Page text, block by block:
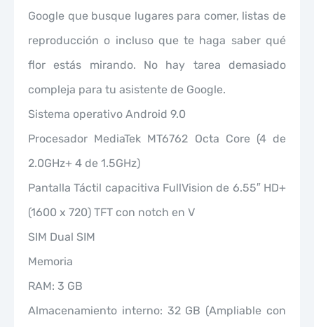
Google que busque lugares para comer, listas de
reproducción o incluso que te haga saber qué
flor estás mirando. No hay tarea demasiado
compleja para tu asistente de Google.
Sistema operativo Android 9.0
Procesador MediaTek MT6762 Octa Core (4 de
2.0GHz+ 4 de 1.5GHz)
Pantalla Táctil capacitiva FullVision de 6.55″ HD+
(1600 x 720) TFT con notch en V
SIM Dual SIM
Memoria
RAM: 3 GB
Almacenamiento interno: 32 GB (Ampliable con